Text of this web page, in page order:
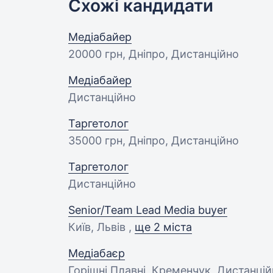
Схожі кандидати
Медіабайер
20000 грн, Дніпро, Дистанційно
Медіабайер
Дистанційно
Таргетолог
35000 грн, Дніпро, Дистанційно
Таргетолог
Дистанційно
Senior/Team Lead Media buyer
Київ, Львів , ще 2 міста
Медіабаєр
Горішні Плавні, Кременчук,